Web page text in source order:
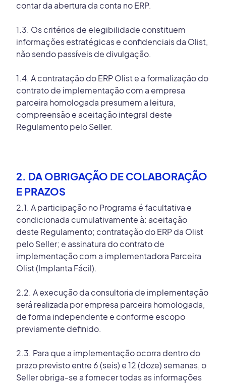
contar da abertura da conta no ERP.
1.3. Os critérios de elegibilidade constituem
informações estratégicas e confidenciais da Olist,
não sendo passíveis de divulgação.
1.4. A contratação do ERP Olist e a formalização do
contrato de implementação com a empresa
parceira homologada presumem a leitura,
compreensão e aceitação integral deste
Regulamento pelo Seller.
2. DA OBRIGAÇÃO DE COLABORAÇÃO
E PRAZOS
2.1. A participação no Programa é facultativa e
condicionada cumulativamente à: aceitação
deste Regulamento; contratação do ERP da Olist
pelo Seller; e assinatura do contrato de
implementação com a implementadora Parceira
Olist (Implanta Fácil).
2.2. A execução da consultoria de implementação
será realizada por empresa parceira homologada,
de forma independente e conforme escopo
previamente definido.
2.3. Para que a implementação ocorra dentro do
prazo previsto entre 6 (seis) e 12 (doze) semanas, o
Seller obriga-se a fornecer todas as informações